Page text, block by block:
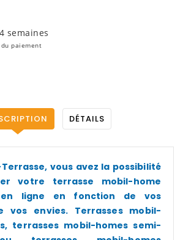
semaines
paiement
DÉTAILS
vous avez la possibilité
votre terrasse mobil-home
en ligne en fonction de vos
vos envies. Terrasses mobil-
terrasses mobil-homes semi-